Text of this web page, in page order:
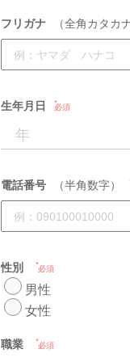
フリガナ （全角カタカナ
生年月日 必須
電話番号 （半角数字）
性別 必須
男性
女性
職業 必須